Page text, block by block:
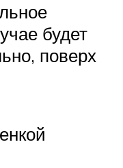
будет
поверх